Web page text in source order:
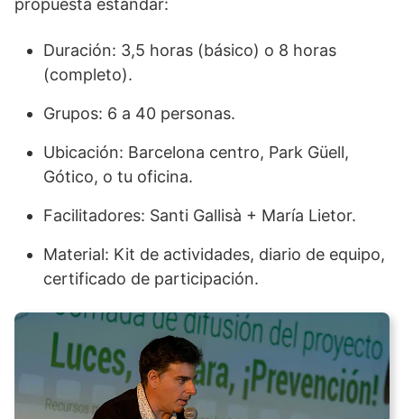
Duración: 3,5 horas (básico) o 8 horas
(completo).
Grupos: 6 a 40 personas.
Ubicación: Barcelona centro, Park Güell,
Gótico, o tu oficina.
Facilitadores: Santi Gallisà + María Lietor.
Material: Kit de actividades, diario de equipo,
certificado de participación.